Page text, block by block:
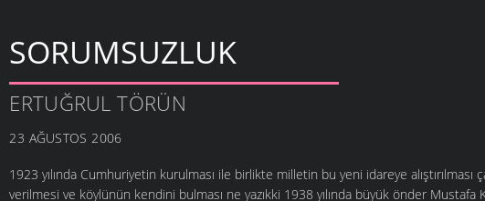
SORUMSUZLUK
ERTUĞRUL TÖRÜN
23 AĞUSTOS 2006
1923 yılında Cumhuriyetin kurulması ile birlikte milletin bu yeni idareye alıştırılması
verilmesi ve köylünün kendini bulması ne yazıkki 1938 yılında büyük önder Mustafa